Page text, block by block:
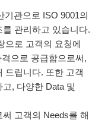
기관으로 ISO 9001의
관리하고 있습니다.
으로 고객의 요청에
으로 공급함으로써,
드립니다. 또한 고객
, 다양한 Data 및
고객의 Needs를 해